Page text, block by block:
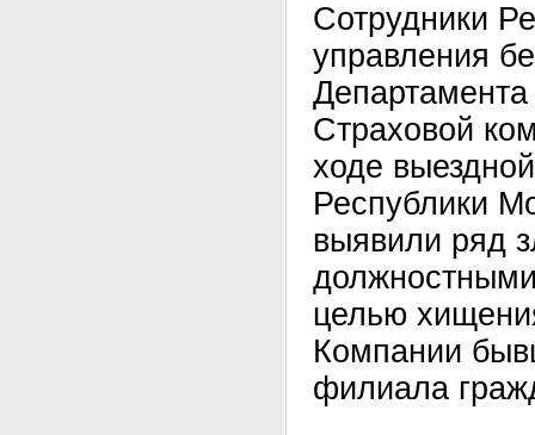
Сотрудники
управления
Департамента
Страховой
ходе
Республики
выявили ряд
целью
Компании
филиала